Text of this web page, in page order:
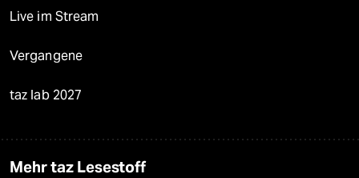
Live im Stream
Vergangene
taz lab 2027
Mehr taz Lesestoff